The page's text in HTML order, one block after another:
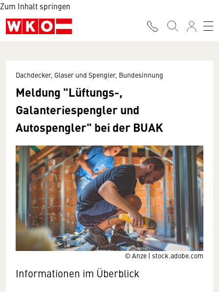
Zum Inhalt springen
© Anze | stock.adobe.com
Dachdecker, Glaser und Spengler, Bundesinnung
Meldung "Lüftungs-,
Galanteriespengler und
Autospengler" bei der BUAK
Informationen im Überblick